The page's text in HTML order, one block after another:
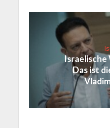
Israelische
Das ist